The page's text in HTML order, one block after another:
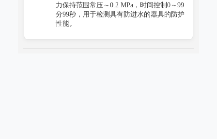
力保持范围常压～0.2 MPa，时间控制0～99
分99秒，用于检测具有防进水的器具的防护
性能。